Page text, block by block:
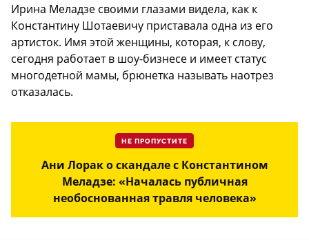
Ирина Меладзе своими глазами видела, как к
Константину Шотаевичу приставала одна из его
артисток. Имя этой женщины, которая, к слову,
сегодня работает в шоу-бизнесе и имеет статус
многодетной мамы, брюнетка называть наотрез
отказалась.
НЕ ПРОПУСТИТЕ
Ани Лорак о скандале с Константином
Меладзе: «Началась публичная
необоснованная травля человека»